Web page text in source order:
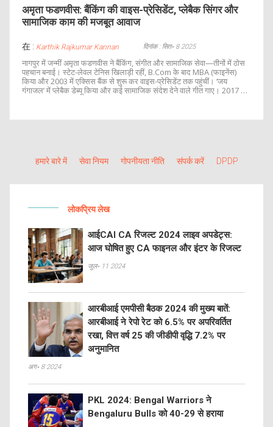
अमृता फडणवीस: बैंकिंग की वाइस-प्रेसिडेंट, प्लेबैक सिंगर और
सामाजिक काम की मजबूत आवाज
在 : Karthik Rajkumar Kannan दिनांक : सित॰ 8 2025
नागपुर में जन्मीं अमृता फडणवीस ने बैंकिंग, संगीत और सामाजिक सेवा—तीनों में ठोस
पहचान बनाई। स्टेट-लेवल टेनिस खिलाड़ी रहीं, B.Com के बाद MBA (फाइनेंस)
किया और 2003 में एक्सिस बैंक से शुरू कर वाइस-प्रेसिडेंट तक पहुंचीं। ‘जय
गंगाजल’ में प्लेबैक डेब्यू किया और कई सामाजिक संदेश देने वाले गीत गाए। 2017 में
हमारे बारे में सेवा नियम गोपनीयता नीति संपर्क करें DPDP
लोकप्रिय लेख
आईCAI CA रिजल्ट 2024 लाइव अपडेट्स:
आज घोषित हुए CA फाइनल और इंटर के रिजल्ट
जुल॰ 11 2024
आरबीआई एमपीसी बैठक 2024 की मुख्य बातें:
आरबीआई ने रेपो रेट को 6.5% पर अपरिवर्तित
रखा, वित्त वर्ष 25 की जीडीपी वृद्धि 7.2% पर
अनुमानित
अग॰ 8 2024
PKL 2024: Bengal Warriors ने
Bengaluru Bulls को 40-29 से हराया